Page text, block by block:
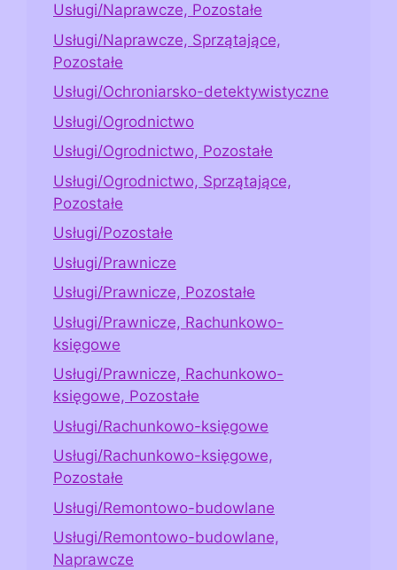
Usługi/Naprawcze, Pozostałe
Usługi/Naprawcze, Sprzątające,
Pozostałe
Usługi/Ochroniarsko-detektywistyczne
Usługi/Ogrodnictwo
Usługi/Ogrodnictwo, Pozostałe
Usługi/Ogrodnictwo, Sprzątające,
Pozostałe
Usługi/Pozostałe
Usługi/Prawnicze
Usługi/Prawnicze, Pozostałe
Usługi/Prawnicze, Rachunkowo-
księgowe
Usługi/Prawnicze, Rachunkowo-
księgowe, Pozostałe
Usługi/Rachunkowo-księgowe
Usługi/Rachunkowo-księgowe,
Pozostałe
Usługi/Remontowo-budowlane
Usługi/Remontowo-budowlane,
Naprawcze